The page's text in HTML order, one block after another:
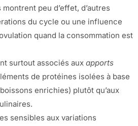
peu d’effet, d’autres
du cycle ou une influence
quand la consommation est
surtout associés aux apports
de protéines isolées à base
enrichies) plutôt qu’aux
sensibles aux variations